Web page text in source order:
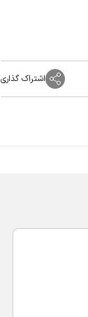
اشتراک گذاری